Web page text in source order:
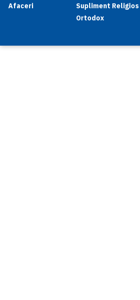
Afaceri
Supliment Religios
Ortodox